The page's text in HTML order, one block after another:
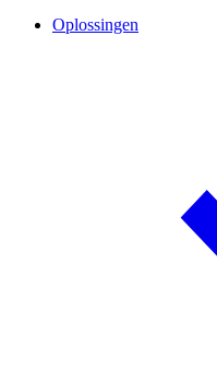
Oplossingen